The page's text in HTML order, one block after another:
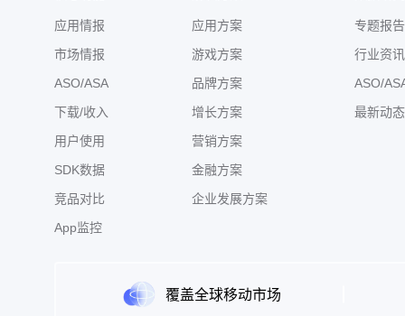
应用情报
市场情报
ASO/ASA
下载/收入
用户使用
SDK数据
竞品对比
App监控
应用方案
游戏方案
品牌方案
增长方案
营销方案
金融方案
企业发展方案
专题报告
行业资讯
ASO/
最新动态
覆盖全球移动市场